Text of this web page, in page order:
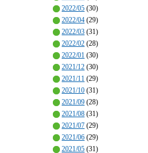
2022/05 (30)
2022/04 (29)
2022/03 (31)
2022/02 (28)
2022/01 (30)
2021/12 (30)
2021/11 (29)
2021/10 (31)
2021/09 (28)
2021/08 (31)
2021/07 (29)
2021/06 (29)
2021/05 (31)